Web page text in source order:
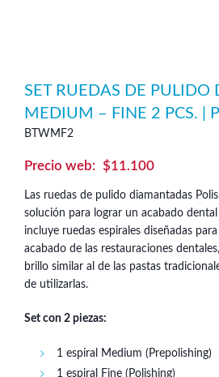
SET RUEDAS DE
MEDIUM – FINE 2 PCS. |
BTWMF2
$11.100
Las ruedas de pulido diamantadas
solución para lograr un acabado
incluye ruedas espirales diseñadas
acabado de las restauraciones
brillo similar al de las pastas
de utilizarlas.
Set con 2 piezas:
1 espiral Medium (Prepolishing)
1 espiral Fine (Polishing)